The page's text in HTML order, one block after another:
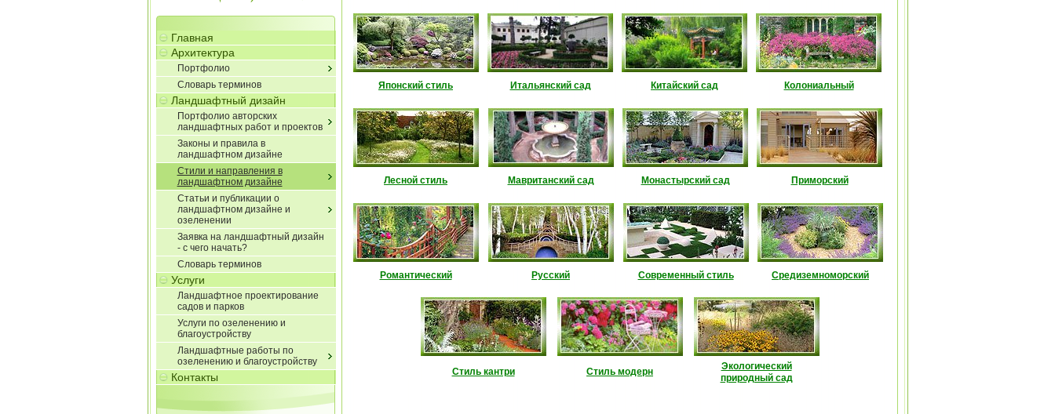
Главная
Архитектура
Портфолио
Словарь терминов
Ландшафтный дизайн
Портфолио авторских
ландшафтных работ и проектов
Законы и правила в
ландшафтном дизайне
Стили и направления в
ландшафтном дизайне
Статьи и публикации о
ландшафтном дизайне и
озеленении
Заявка на ландшафтный дизайн
- с чего начать?
Словарь терминов
Услуги
Ландшафтное проектирование
садов и парков
Услуги по озеленению и
благоустройству
Ландшафтные работы по
озеленению и благоустройству
Контакты
Японский стиль Итальянский сад Китайский сад Колониальный
Лесной стиль Мавританский сад Монастырский сад Приморский
Романтический Русский Современный стиль Средиземноморский
Стиль кантри Стиль модерн
Экологический
природный сад